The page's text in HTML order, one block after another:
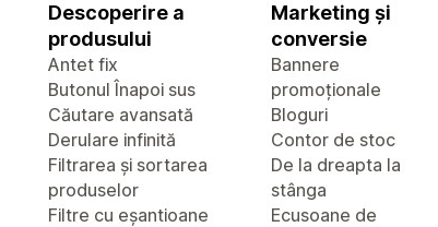
Descoperire a
produsului
Antet fix
Butonul Înapoi sus
Căutare avansată
Derulare infinită
Filtrarea și sortarea
produselor
Filtre cu eșantioane
Marketing și
conversie
Bannere
promoționale
Bloguri
Contor de stoc
De la dreapta la
stânga
Ecusoane de